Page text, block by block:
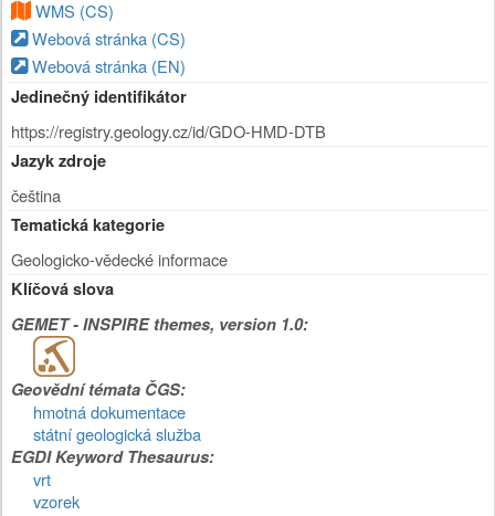
WMS (CS)
Webová stránka (CS)
Webová stránka (EN)
Jedinečný identifikátor
https://registry.geology.cz/id/GDO-HMD-DTB
Jazyk zdroje
čeština
Tematická kategorie
Geologicko-vědecké informace
Klíčová slova
GEMET - INSPIRE themes, version 1.0:
Geovědní témata ČGS:
hmotná dokumentace
státní geologická služba
EGDI Keyword Thesaurus:
vrt
vzorek